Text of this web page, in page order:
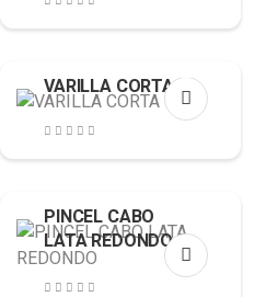
VARILLA CORTA
PINCEL CABO
LATA REDONDO